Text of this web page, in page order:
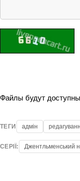
Файлы будут
ТЕГИ адмін
СЕРІЇ: Джентльменський